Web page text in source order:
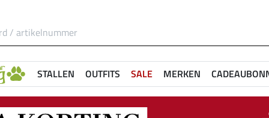
STALLEN OUTFITS SALE MERKEN